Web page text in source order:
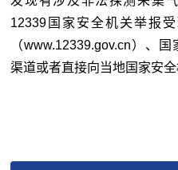
12339国家安全机关举报
（www.12339.gov.cn）、
渠道或者直接向当地国家安全